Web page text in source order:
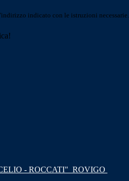
indicato con le istruzioni necessarie.
- ROCCATI" ROVIGO